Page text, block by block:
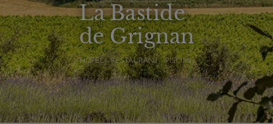
La Bastide
de Grignan
HÔTEL - RESTAURANT - PISCINE